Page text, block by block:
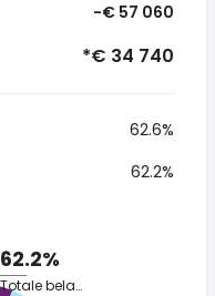
-€ 57 060
*€ 34 740
62.6%
62.2%
62.2%
Totale belasting